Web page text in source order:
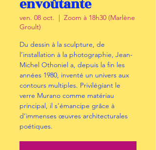
envoûtante
ven. 08 oct.
  |
Zoom à 18h30 (Marlène
Groult)
Du dessin à la sculpture, de
l’installation à la photographie, Jean-
Michel Othoniel a, depuis la fin les
années 1980, inventé un univers aux
contours multiples. Privilégiant le
verre Murano comme matériau
principal, il s’émancipe grâce à
d’immenses œuvres architecturales
poétiques.